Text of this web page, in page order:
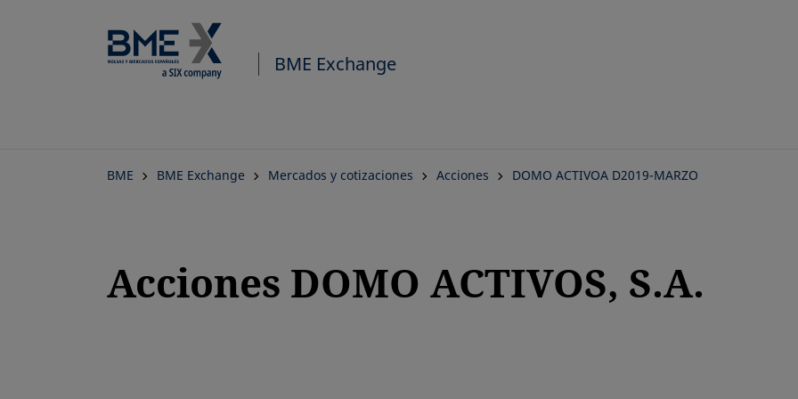
BME Exchange
BME BME Exchange Mercados y cotizaciones Acciones DOMO ACTIVOA D2019-MARZO
Acciones DOMO ACTIVOS, S.A.